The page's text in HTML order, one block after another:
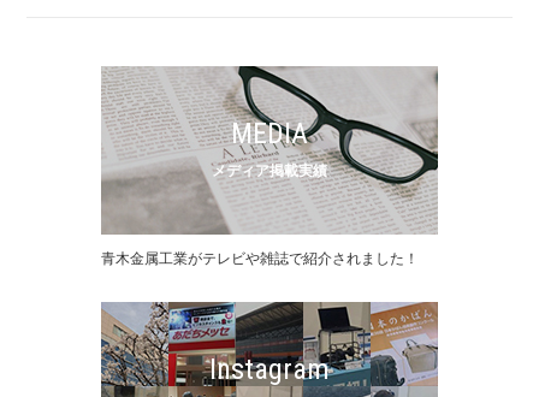
MEDIA
メディア掲載実績
⻘⽊⾦属⼯業がテレビや雑誌で紹介されました！
Instagram